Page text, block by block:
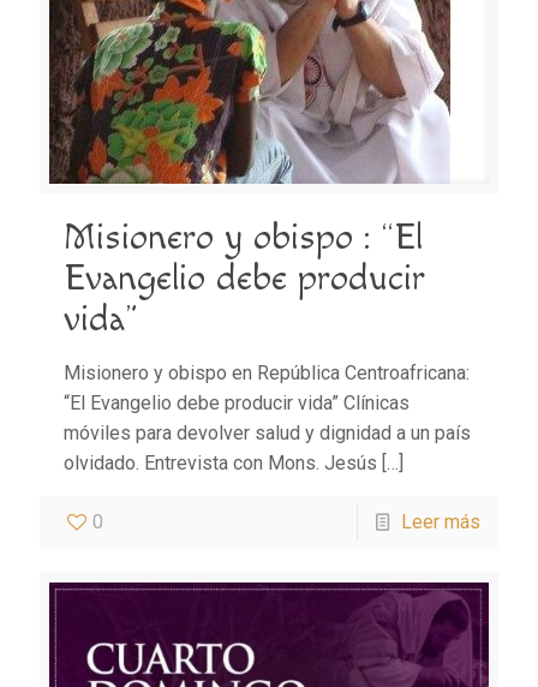
Misionero y obispo : “El
Evangelio debe producir
vida”
Misionero y obispo en República Centroafricana:
“El Evangelio debe producir vida” Clínicas
móviles para devolver salud y dignidad a un país
olvidado. Entrevista con Mons. Jesús […]
0 Leer más